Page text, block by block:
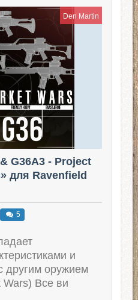
Den Martin
G36A3 - Project
для Ravenfield
5
и
другим оружием
Wars) Все ви